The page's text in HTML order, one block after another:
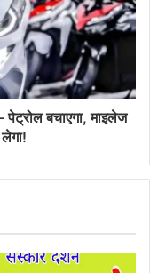
बचाएगा, माइलेज